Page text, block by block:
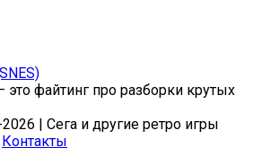
файтинг про разборки крутых
| Сега и другие ретро игры
Контакты